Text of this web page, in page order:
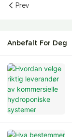
Prev
Anbefalt For Deg